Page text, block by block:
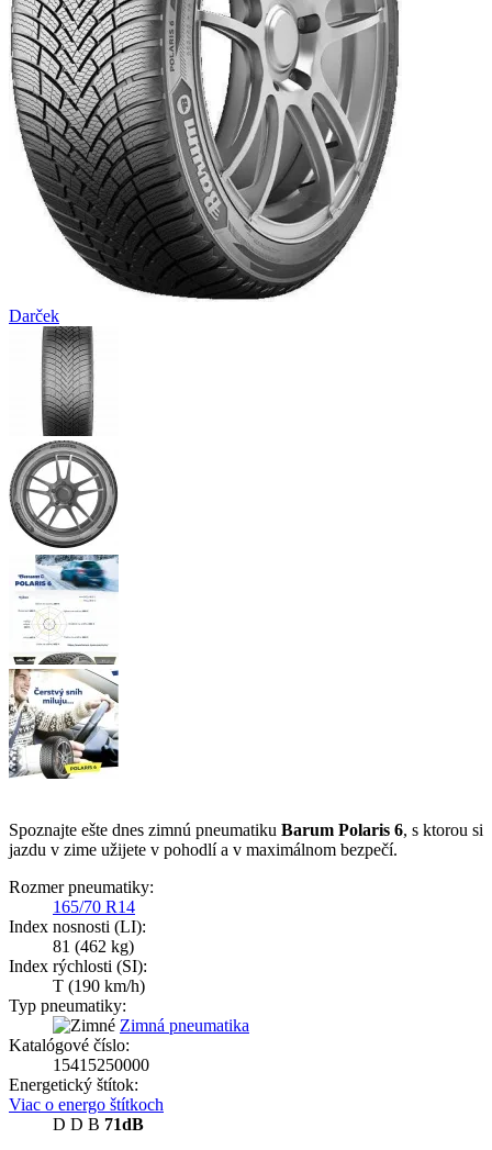
Darček
Spoznajte ešte dnes zimnú pneumatiku Barum Polaris 6, s ktorou si
jazdu v zime užijete v pohodlí a v maximálnom bezpečí.
Rozmer pneumatiky:
165/70 R14
Index nosnosti (LI):
81 (462 kg)
Index rýchlosti (SI):
T (190 km/h)
Typ pneumatiky:
Zimná pneumatika
Katalógové číslo:
15415250000
Energetický štítok:
Viac o energo štítkoch
D D B 71dB